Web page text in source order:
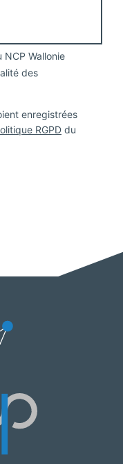
NCP Wallonie
des
enregistrées
RGPD du